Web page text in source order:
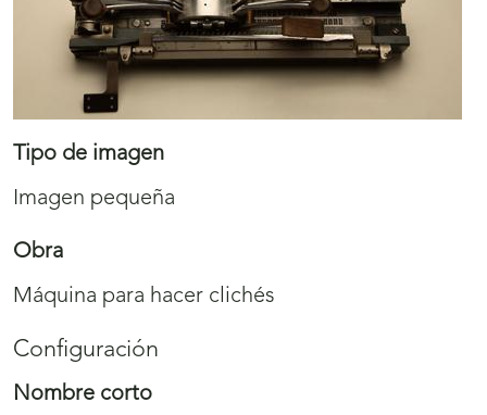
Tipo de imagen
Imagen pequeña
Obra
Máquina para hacer clichés
Configuración
Nombre corto